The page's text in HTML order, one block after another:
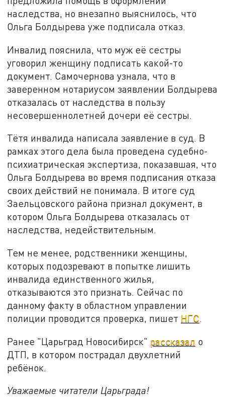
наследства, но внезапно выяснилось, что
Ольга Болдырева уже подписала отказ.
Инвалид пояснила, что муж её сестры
уговорил женщину подписать какой-то
документ. Самочернова узнала, что в
заверенном нотариусом заявлении Болдырева
отказалась от наследства в пользу
несовершеннолетней дочери её сестры.
Тётя инвалида написала заявление в суд. В
рамках этого дела была проведена судебно-
психиатрическая экспертиза, показавшая, что
Ольга Болдырева во время подписания отказа
своих действий не понимала. В итоге суд
Заельцовского района признал документ, в
котором Ольга Болдырева отказалась от
наследства, недействительным.
Тем не менее, родственники женщины,
которых подозревают в попытке лишить
инвалида единственного жилья,
отказываются это признать. Сейчас по
данному факту в областном управлении
полиции проводится проверка, пишет НГС.
Ранее "Царьград Новосибирск" рассказал о
ДТП, в котором пострадал двухлетний
ребёнок.
Уважаемые читатели Царьграда!